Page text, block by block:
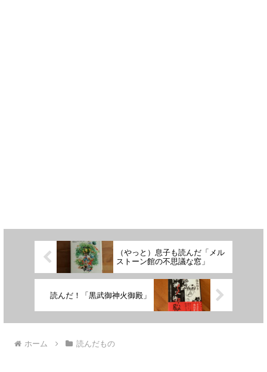
（やっと）息子も読んだ「メル
ストーン館の不思議な窓」
読んだ！「黒武御神火御殿」
ホーム 読んだもの